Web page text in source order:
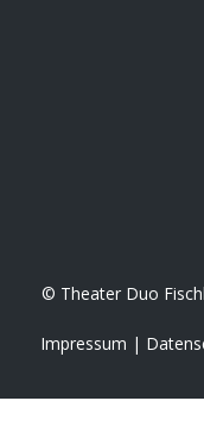
© Theater Duo
Impressum |